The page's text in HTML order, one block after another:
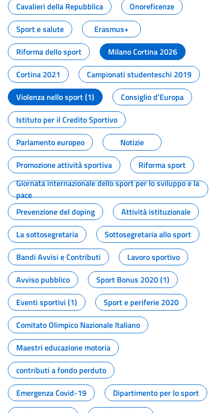
Cavalieri della Repubblica
Onoreficenze
Sport e salute
Erasmus+
Riforma dello sport
Milano Cortina 2026
Cortina 2021
Campionati studenteschi 2019
Violenza nello sport (1)
Consiglio d'Europa
Istituto per il Credito Sportivo
Parlamento europeo
Notizie
Promozione attività sportiva
Riforma sport
Giornata internazionale dello sport per lo sviluppo e la
pace
Prevenzione del doping
Attività istituzionale
La sottosegretaria
Sottosegretaria allo sport
Bandi Avvisi e Contributi
Lavoro sportivo
Avviso pubblico
Sport Bonus 2020 (1)
Eventi sportivi (1)
Sport e periferie 2020
Comitato Olimpico Nazionale Italiano
Maestri educazione motoria
contributi a fondo perduto
Emergenza Covid-19
Dipartimento per lo sport